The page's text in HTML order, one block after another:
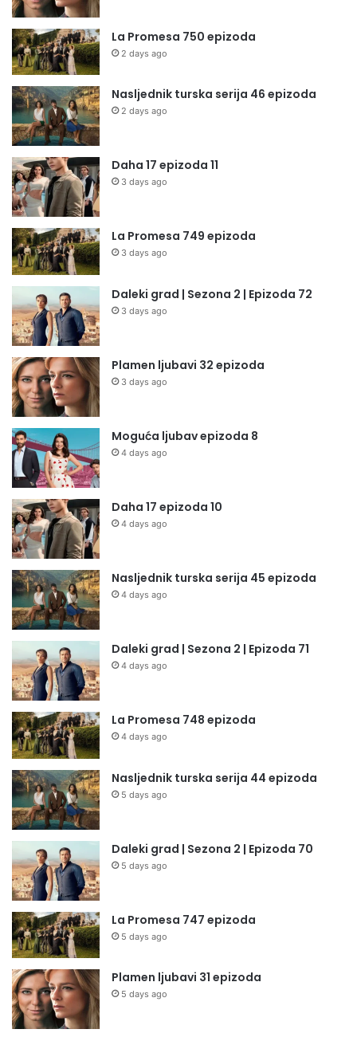
La Promesa 750 epizoda
2 days ago
Nasljednik turska serija 46 epizoda
2 days ago
Daha 17 epizoda 11
3 days ago
La Promesa 749 epizoda
3 days ago
Daleki grad | Sezona 2 | Epizoda 72
3 days ago
Plamen ljubavi 32 epizoda
3 days ago
Moguća ljubav epizoda 8
4 days ago
Daha 17 epizoda 10
4 days ago
Nasljednik turska serija 45 epizoda
4 days ago
Daleki grad | Sezona 2 | Epizoda 71
4 days ago
La Promesa 748 epizoda
4 days ago
Nasljednik turska serija 44 epizoda
5 days ago
Daleki grad | Sezona 2 | Epizoda 70
5 days ago
La Promesa 747 epizoda
5 days ago
Plamen ljubavi 31 epizoda
5 days ago